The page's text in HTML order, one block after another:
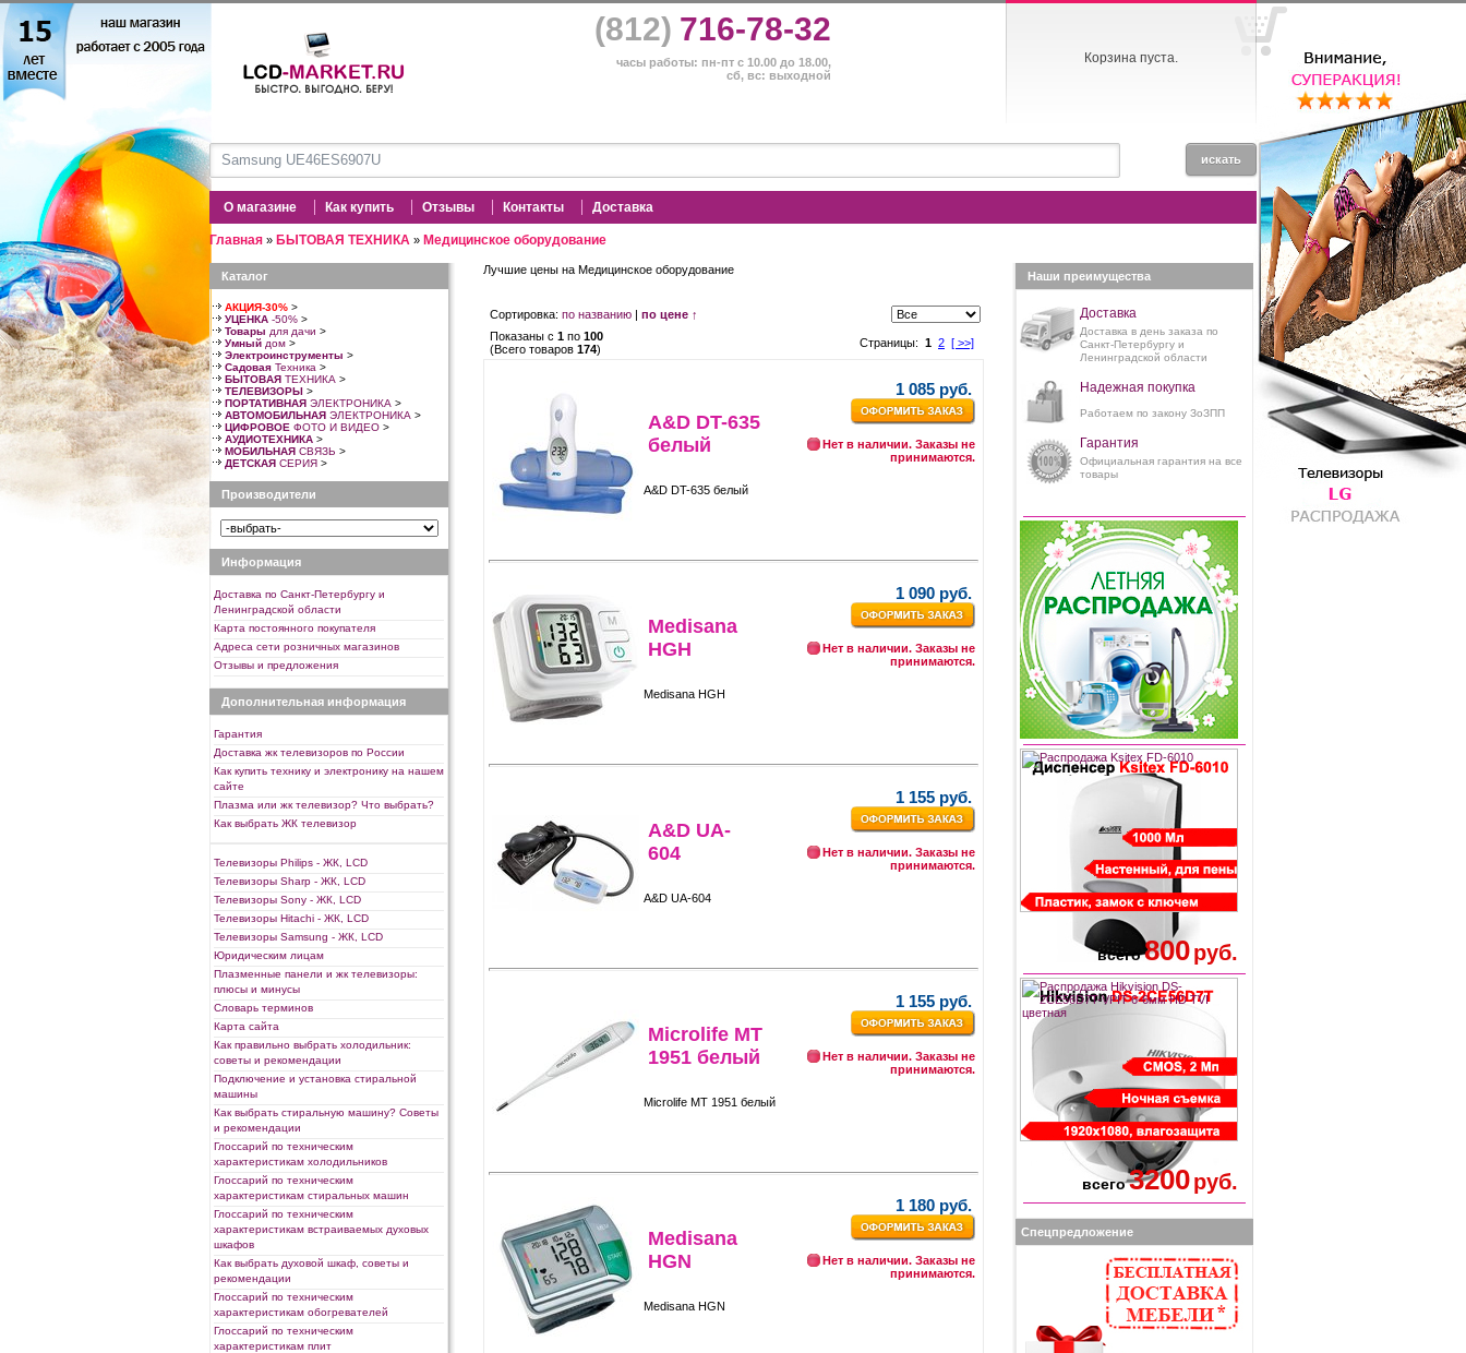
(812) 716-78-32
часы работы: пн-пт с 10.00 до 18.00,
сб, вс: выходной
Корзина пуста.
О магазине Как купить Отзывы Контакты Доставка
Главная » БЫТОВАЯ ТЕХНИКА » Медицинское оборудование
Каталог
АКЦИЯ-30% >
УЦЕНКА -50% >
Товары для дачи >
Умный дом >
Электроинструменты >
Садовая Техника >
БЫТОВАЯ ТЕХНИКА >
ТЕЛЕВИЗОРЫ >
ПОРТАТИВНАЯ ЭЛЕКТРОНИКА >
АВТОМОБИЛЬНАЯ ЭЛЕКТРОНИКА >
ЦИФРОВОЕ ФОТО И ВИДЕО >
АУДИОТЕХНИКА >
МОБИЛЬНАЯ СВЯЗЬ >
ДЕТСКАЯ СЕРИЯ >
Производители
Информация
Доставка по Санкт-Петербургу и
Ленинградской области
Карта постоянного покупателя
Адреса сети розничных магазинов
Отзывы и предложения
Дополнительная информация
Гарантия
Доставка жк телевизоров по России
Как купить технику и электронику на нашем
сайте
Плазма или жк телевизор? Что выбрать?
Как выбрать ЖК телевизор
Телевизоры Philips - ЖК, LCD
Телевизоры Sharp - ЖК, LCD
Телевизоры Sony - ЖК, LCD
Телевизоры Hitachi - ЖК, LCD
Телевизоры Samsung - ЖК, LCD
Юридическим лицам
Плазменные панели и жк телевизоры:
плюсы и минусы
Словарь терминов
Карта сайта
Как правильно выбрать холодильник:
советы и рекомендации
Подключение и установка стиральной
машины
Как выбрать стиральную машину? Советы
и рекомендации
Глоссарий по техническим
характеристикам холодильников
Глоссарий по техническим
характеристикам стиральных машин
Глоссарий по техническим
характеристикам встраиваемых духовых
шкафов
Как выбрать духовой шкаф, советы и
рекомендации
Глоссарий по техническим
характеристикам обогревателей
Глоссарий по техническим
характеристикам плит
Лучшие цены на Медицинское оборудование
Сортировка: по названию | по цене ↑
Показаны с 1 по 100
(Всего товаров 174) Страницы: 1 2 [ >>]
A&D DT-635
белый
A&D DT-635 белый
1 085 руб.
Нет в наличии. Заказы не
принимаются.
Medisana
HGH
Medisana HGH
1 090 руб.
Нет в наличии. Заказы не
принимаются.
A&D UA-
604
A&D UA-604
1 155 руб.
Нет в наличии. Заказы не
принимаются.
Microlife МТ
1951 белый
Microlife МТ 1951 белый
1 155 руб.
Нет в наличии. Заказы не
принимаются.
Medisana
HGN
Medisana HGN
1 180 руб.
Нет в наличии. Заказы не
принимаются.
Наши преимущества
Доставка
Доставка в день заказа по
Санкт-Петербургу и
Ленинградской области
Надежная покупка
Работаем по закону ЗоЗПП
Гарантия
Официальная гарантия на все
товары
всего800руб.
всего3200руб.
Спецпредложение